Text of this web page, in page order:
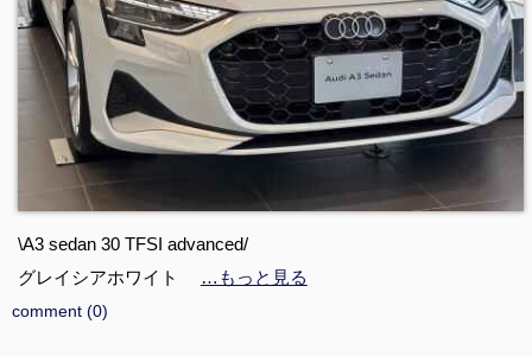
\A3 sedan 30 TFSI advanced/
グレイシアホワイト
…もっと見る
comment (0)